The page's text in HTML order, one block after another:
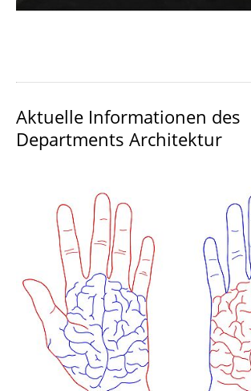
Aktuelle Informationen des
Departments Architektur